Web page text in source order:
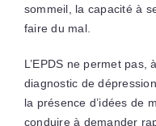
sommeil, la capacité à
faire du mal.
L’EPDS ne permet pas,
diagnostic de
la présence d’idées de
conduire à demander